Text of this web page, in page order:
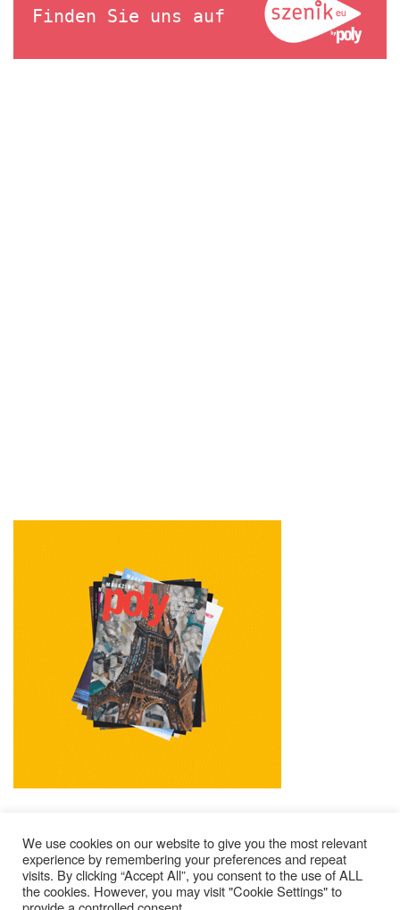
Finden Sie uns auf
Impressum Kontakt
Alle Ausgaben Lesen
We use cookies on our website to give you the most relevant
experience by remembering your preferences and repeat
visits. By clicking “Accept All”, you consent to the use of ALL
the cookies. However, you may visit "Cookie Settings" to